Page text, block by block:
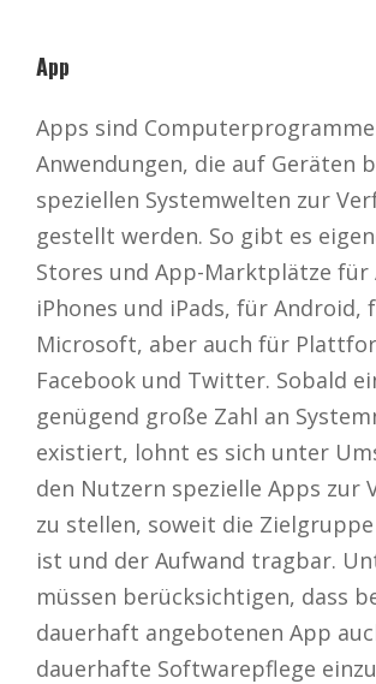
App
Apps sind
Anwendungen, die auf Geräten
speziellen Systemwelten zur
gestellt werden. So gibt es
Stores und App-Marktplätze für
iPhones und iPads, für Android,
Microsoft, aber auch für
Facebook und Twitter. Sobald
genügend große Zahl an
existiert, lohnt es sich unter
den Nutzern spezielle Apps zur
zu stellen, soweit die
ist und der Aufwand tragbar.
müssen berücksichtigen, dass
dauerhaft angebotenen App
dauerhafte Softwarepflege